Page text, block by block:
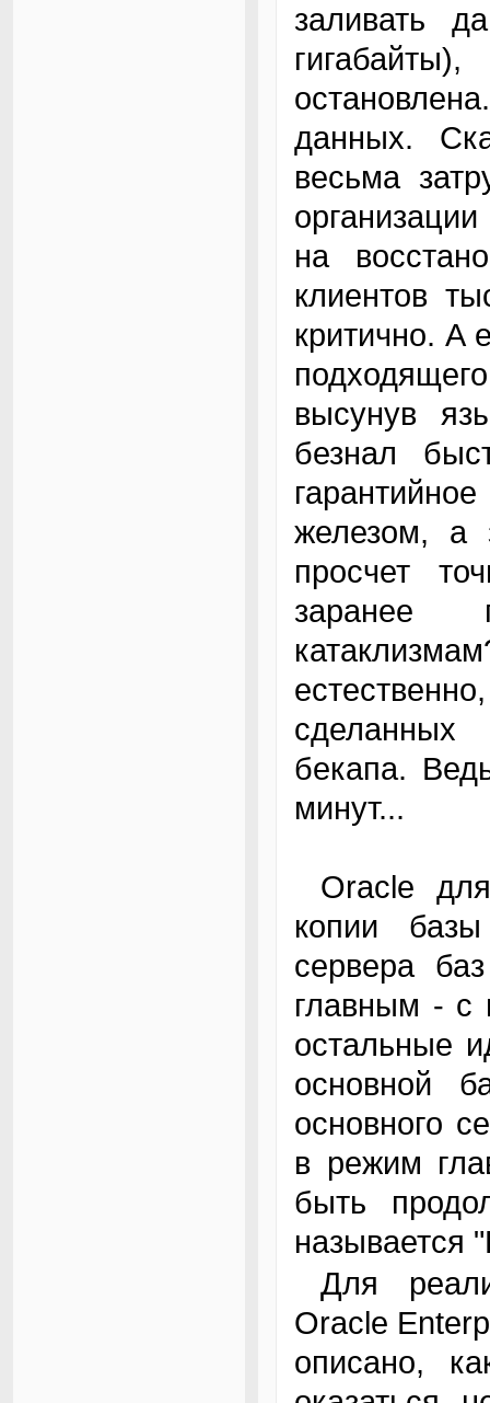
заливать
данных.
весьма
на
клиентов
критично. А
высунув
безнал
железом, а
просчет
заранее
бекапа.
минут...
Oracle для постоянного поддержания живой
копии
сервера
главным - с
остальные
основной
основного
в режим
быть
называется
Для реализации этого режима необходим
Oracle
описано,